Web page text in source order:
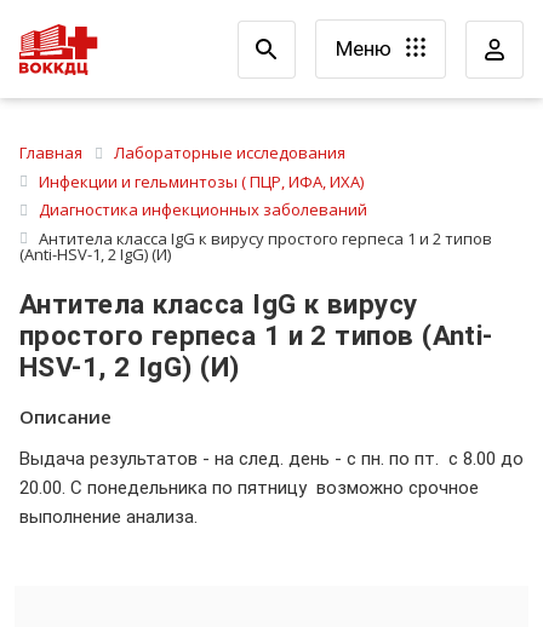
Меню
Главная
Лабораторные исследования
Инфекции и гельминтозы ( ПЦР, ИФА, ИХА)
Диагностика инфекционных заболеваний
Антитела класса IgG к вирусу простого герпеса 1 и 2 типов
(Anti-HSV-1, 2 IgG) (И)
Антитела класса IgG к вирусу
простого герпеса 1 и 2 типов (Anti-
HSV-1, 2 IgG) (И)
Описание
Выдача результатов - на след. день - с пн. по пт. с 8.00 до
20.00. С понедельника по пятницу возможно срочное
выполнение анализа.